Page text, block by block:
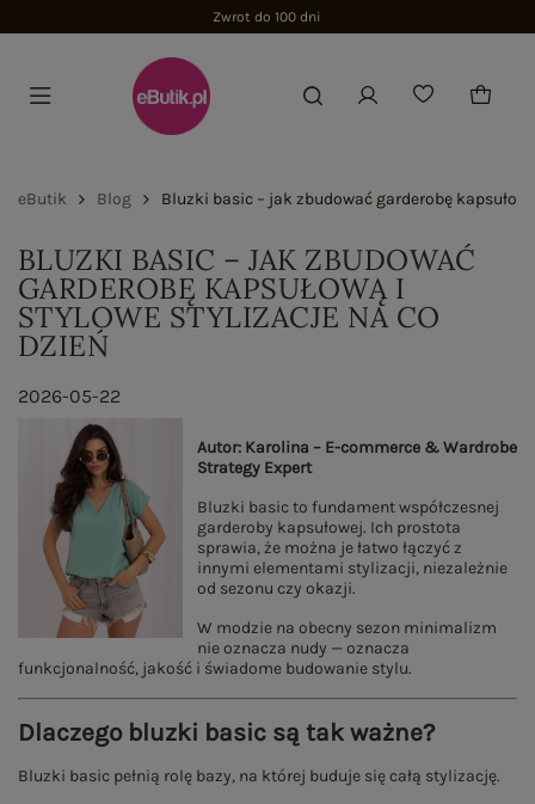
Zwrot do 100 dni
eButik Blog Bluzki basic – jak zbudować garderobę
BLUZKI BASIC – JAK ZBUDOWAĆ
GARDEROBĘ KAPSUŁOWĄ I
STYLOWE STYLIZACJE NA CO
DZIEŃ
2026-05-22
Autor: Karolina – E-commerce & Wardrobe
Strategy Expert
Bluzki basic to fundament współczesnej
garderoby kapsułowej. Ich prostota
sprawia, że można je łatwo łączyć z
innymi elementami stylizacji, niezależnie
od sezonu czy okazji.
W modzie na obecny sezon minimalizm
nie oznacza nudy — oznacza
funkcjonalność, jakość i świadome budowanie stylu.
Dlaczego bluzki basic są tak ważne?
Bluzki basic pełnią rolę bazy, na której buduje się całą stylizację.